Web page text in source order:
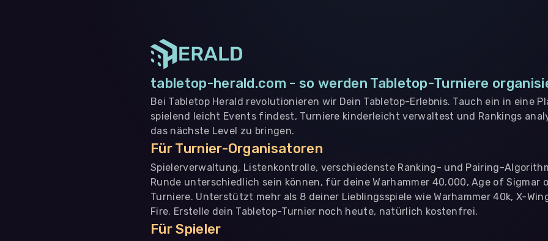
tabletop-herald.com - so werden Tabletop-Turniere
Bei Tabletop Herald revolutionieren wir Dein Tabletop-Erlebnis. Tauch ein in eine
spielend leicht Events findest, Turniere kinderleicht verwaltest und Rankings
das nächste Level zu bringen.
Für Turnier-Organisatoren
Spielerverwaltung, Listenkontrolle, verschiedenste Ranking- und Pairing-
Runde unterschiedlich sein können, für deine Warhammer 40.000, Age of Sigmar
Turniere. Unterstützt mehr als 8 deiner Lieblingsspiele wie Warhammer 40k, X-
Fire. Erstelle dein Tabletop-Turnier noch heute, natürlich kostenfrei.
Für Spieler